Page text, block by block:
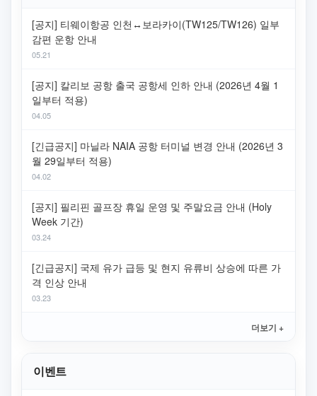
[공지] 티웨이항공 인천↔보라카이(TW125/TW126) 일부
감편 운항 안내
05.21
[공지] 칼리보 공항 출국 공항세 인하 안내 (2026년 4월 1
일부터 적용)
04.05
[긴급공지] 마닐라 NAIA 공항 터미널 변경 안내 (2026년 3
월 29일부터 적용)
04.02
[공지] 필리핀 골프장 휴일 운영 및 주말요금 안내 (Holy
Week 기간)
03.24
[긴급공지] 국제 유가 급등 및 현지 유류비 상승에 따른 가
격 인상 안내
03.23
더보기 +
이벤트